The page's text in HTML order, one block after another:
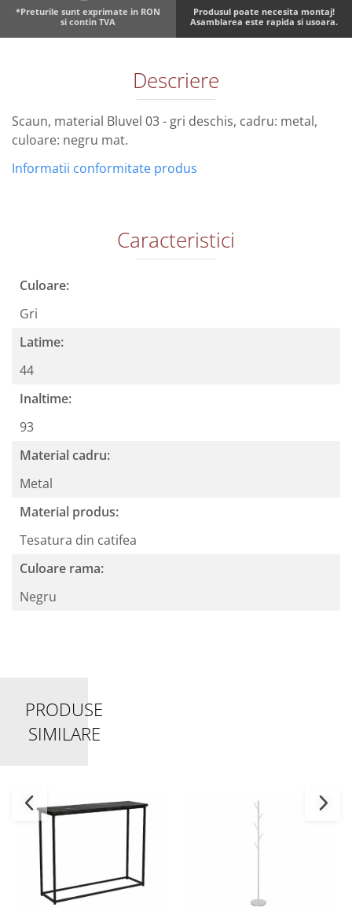
*Preturile sunt exprimate in RON
si contin TVA
Produsul poate necesita montaj!
Asamblarea este rapida si usoara.
Descriere
Scaun, material Bluvel 03 - gri deschis, cadru: metal,
culoare: negru mat.
Informatii conformitate produs
Caracteristici
Culoare:
Gri
Latime:
44
Inaltime:
93
Material cadru:
Metal
Material produs:
Tesatura din catifea
Culoare rama:
Negru
PRODUSE
SIMILARE